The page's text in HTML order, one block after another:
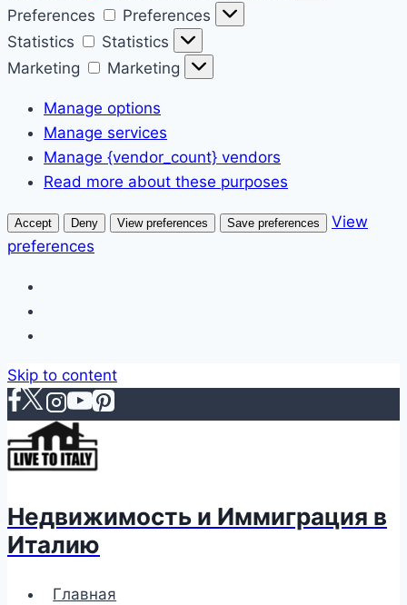
Preferences
Preferences
Statistics
Statistics
Marketing
Marketing
Manage options
Manage services
Manage {vendor_count} vendors
Read more about these purposes
Accept Deny View preferences Save preferences
View
preferences
Skip to content
Недвижимость и Иммиграция в
Италию
Главная